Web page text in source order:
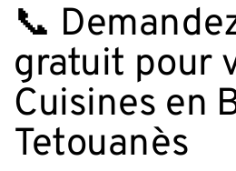
📞
gratuit pour
Cuisines en
Tetouanès